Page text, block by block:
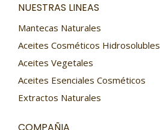
NUESTRAS LINEAS
Mantecas Naturales
Aceites Cosméticos Hidrosolubles
Aceites Vegetales
Aceites Esenciales Cosméticos
Extractos Naturales